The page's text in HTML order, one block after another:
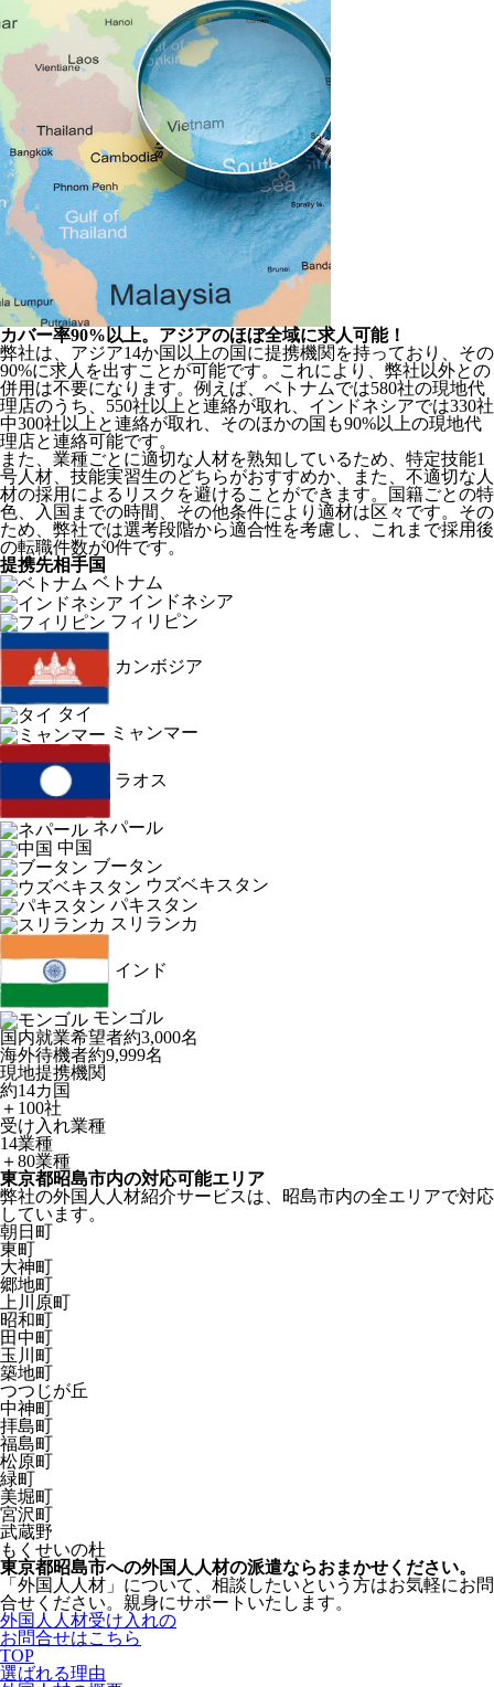
カバー率90%以上。アジアのほぼ全域に求人可能！
弊社は、 アジア14か国以上の国に提携機関を持っており、その
90%に求人を出すことが可能です。これにより、弊社以外との
併用は不要になります。例えば、ベトナムでは580社の現地代
理店のうち、550社以上と連絡が取れ、インドネシアでは330社
中300社以上と連絡が取れ、そのほかの国も90%以上の現地代
理店と連絡可能です。
また、業種ごとに適切な人材を熟知しているため、特定技能1
号人材、技能実習生のどちらがおすすめか、また、不適切な人
材の採用によるリスクを避けることができます。国籍ごとの特
色、入国までの時間、その他条件により適材は区々です。その
ため、弊社では選考段階から適合性を考慮し、これまで採用後
の転職件数が0件です。
提携先相手国
ベトナム
インドネシア
フィリピン
カンボジア
タイ
ミャンマー
ラオス
ネパール
中国
ブータン
ウズベキスタン
パキスタン
スリランカ
インド
モンゴル
国内就業希望者約3,000名
海外待機者約9,999名
現地提携機関
約14カ国
＋100社
受け入れ業種
14業種
＋80業種
東京都昭島市内の対応可能エリア
弊社の外国人人材紹介サービスは、昭島市内の全エリアで対応
しています。
朝日町
東町
大神町
郷地町
上川原町
昭和町
田中町
玉川町
築地町
つつじが丘
中神町
拝島町
福島町
松原町
緑町
美堀町
宮沢町
武蔵野
もくせいの杜
東京都昭島市への外国人人材の派遣ならおまかせください。
「外国人人材」について、相談したいという方はお気軽にお問
合せください。親身にサポートいたします。
外国人人材受け入れの
お問合せはこちら
TOP
選ばれる理由